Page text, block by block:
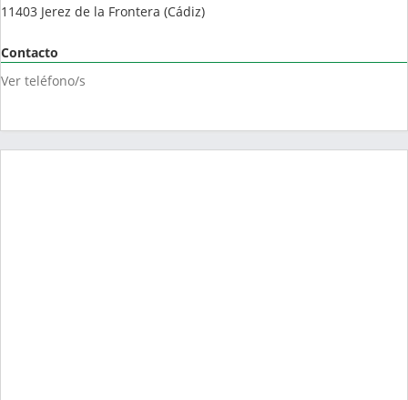
11403 Jerez de la Frontera (Cádiz)
Contacto
Ver teléfono/s